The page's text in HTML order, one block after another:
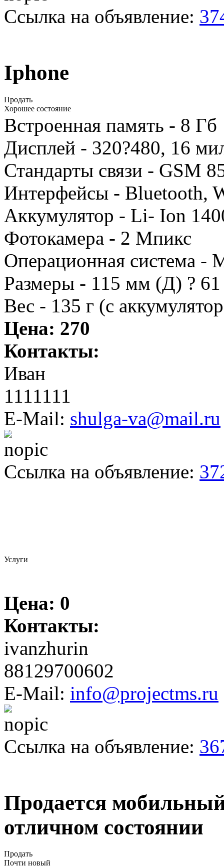
Ссылка на объявление:
Iphone
Продать
Хорошее состояние
Встроенная память - 8 Гб
Дисплей - 320?480, 16
Стандарты связи - GSM
Интерфейсы - Bluetooth,
Аккумулятор - Li- Ion
Фотокамера - 2 Мпикс
Операционная система -
Размеры - 115 мм (Д) ?
Вес - 135 г (с
Цена: 270
Контакты:
Иван
1111111
E-Mail: shulga-va@mail.ru
Ссылка на объявление:
Услуги
Цена: 0
Контакты:
ivanzhurin
88129700602
E-Mail: info@projectms.ru
Ссылка на объявление:
Продается
отличном состоянии
Продать
Почти новый